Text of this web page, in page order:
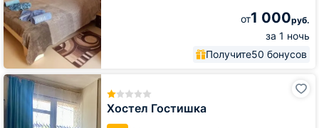
от1 000руб.
за 1 ночь
Получите50 бонусов
Хостел Гостишка
Хостел
Гостишка